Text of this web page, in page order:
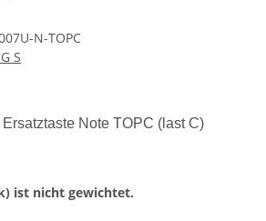
N-TOPC
S
Note TOPC (last C)
ist nicht gewichtet.